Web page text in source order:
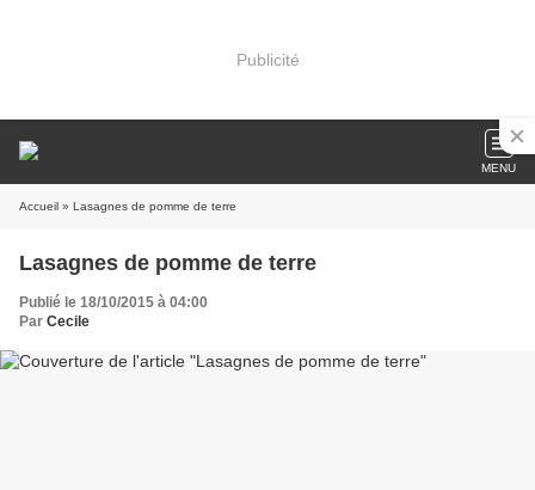
Publicité
MENU
Accueil » Lasagnes de pomme de terre
Lasagnes de pomme de terre
Publié le 18/10/2015 à 04:00
Par Cecile